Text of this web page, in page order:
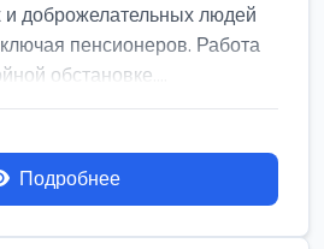
и доброжелательных людей
пенсионеров. Работа
обстановке....
Подробнее